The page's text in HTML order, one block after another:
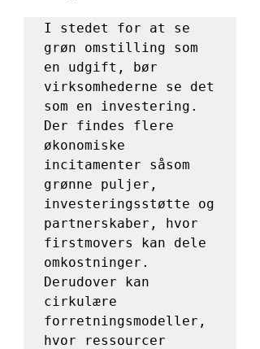
I stedet for at se
grøn omstilling som
en udgift, bør
virksomhederne se det
som en investering.
Der findes flere
økonomiske
incitamenter såsom
grønne puljer,
investeringsstøtte og
partnerskaber, hvor
firstmovers kan dele
omkostninger.
Derudover kan
cirkulære
forretningsmodeller,
hvor ressourcer